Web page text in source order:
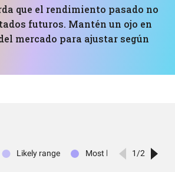
que el rendimiento pasado no
futuros. Mantén un ojo en
mercado para ajustar según